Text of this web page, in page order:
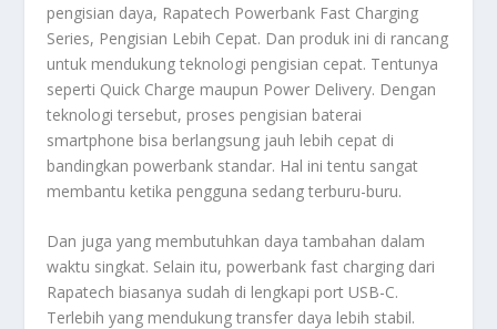
pengisian daya, Rapatech Powerbank Fast Charging
Series, Pengisian Lebih Cepat. Dan produk ini di rancang
untuk mendukung teknologi pengisian cepat. Tentunya
seperti Quick Charge maupun Power Delivery. Dengan
teknologi tersebut, proses pengisian baterai
smartphone bisa berlangsung jauh lebih cepat di
bandingkan powerbank standar. Hal ini tentu sangat
membantu ketika pengguna sedang terburu-buru.
Dan juga yang membutuhkan daya tambahan dalam
waktu singkat. Selain itu, powerbank fast charging dari
Rapatech biasanya sudah di lengkapi port USB-C.
Terlebih yang mendukung transfer daya lebih stabil.